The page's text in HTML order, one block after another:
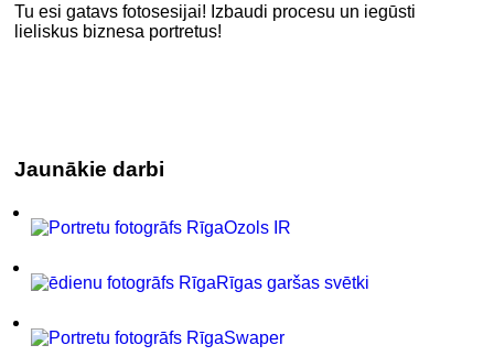
Tu esi gatavs fotosesijai! Izbaudi procesu un iegūsti
lieliskus biznesa portretus!
Jaunākie darbi
Ozols IR
Rīgas garšas svētki
Swaper